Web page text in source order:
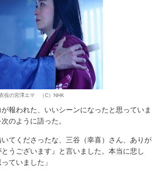
役の宮澤エマ （C）NHK
報われた、いいシーンになったと思っていま
のように語った。
てくださったな、三谷（幸喜）さん、ありが
うございます』と言いました。本当に悲し
ていました」